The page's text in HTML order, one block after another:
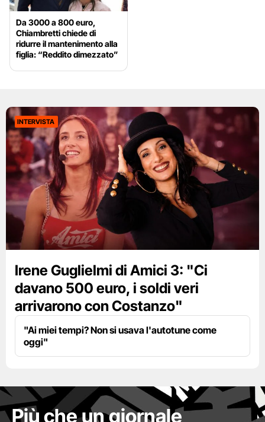
Da 3000 a 800 euro,
Chiambretti chiede di
ridurre il mantenimento alla
figlia: “Reddito dimezzato”
INTERVISTA
Irene Guglielmi di Amici 3: "Ci
davano 500 euro, i soldi veri
arrivarono con Costanzo"
"Ai miei tempi? Non si usava l'autotune come
oggi"
Più che un giornale